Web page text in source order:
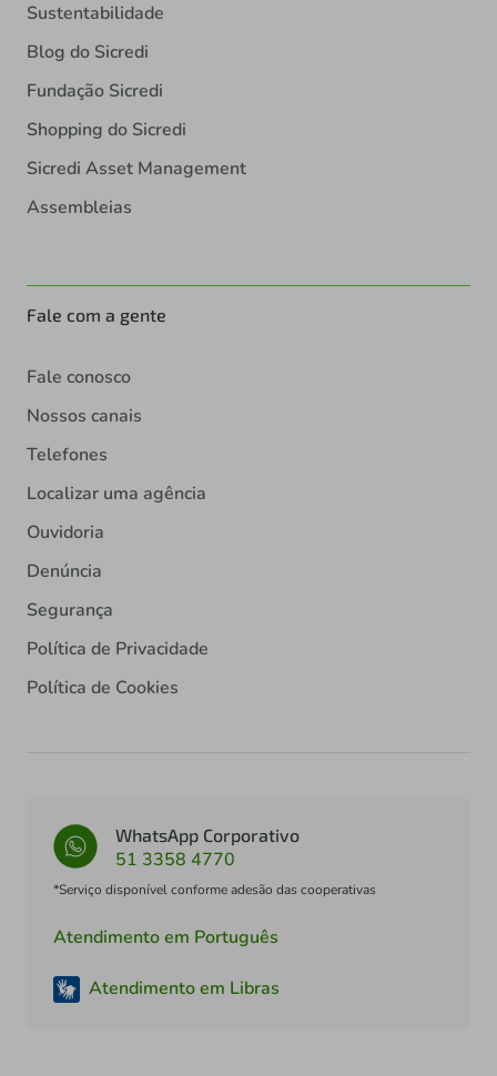
Sustentabilidade
Blog do Sicredi
Fundação Sicredi
Shopping do Sicredi
Sicredi Asset Management
Assembleias
Fale com a gente
Fale conosco
Nossos canais
Telefones
Localizar uma agência
Ouvidoria
Denúncia
Segurança
Política de Privacidade
Política de Cookies
WhatsApp Corporativo
51 3358 4770
*Serviço disponível conforme adesão das cooperativas
Atendimento em Português
Atendimento em Libras